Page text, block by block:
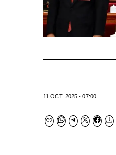
11 OCT. 2025 - 07:00